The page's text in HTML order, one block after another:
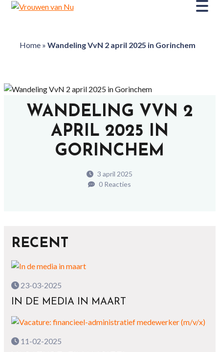
Home» Wandeling VvN 2 april 2025 in Gorinchem
WANDELING VVN 2
APRIL 2025 IN
GORINCHEM
3 april 2025
0 Reacties
RECENT
23-03-2025
IN DE MEDIA IN MAART
11-02-2025